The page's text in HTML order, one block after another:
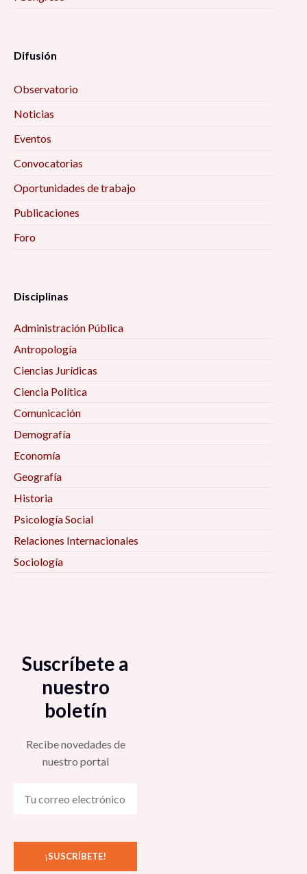
Difusión
Observatorio
Noticias
Eventos
Convocatorias
Oportunidades de trabajo
Publicaciones
Foro
Disciplinas
Administración Pública
Antropología
Ciencias Jurídicas
Ciencia Política
Comunicación
Demografía
Economía
Geografía
Historia
Psicología Social
Relaciones Internacionales
Sociología
Suscríbete a
nuestro
boletín
Recibe novedades de
nuestro portal